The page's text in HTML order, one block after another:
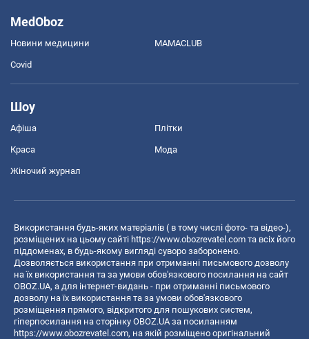
MedOboz
Новини медицини MAMACLUB
Covid
Шоу
Афіша Плітки
Краса Мода
Жіночий журнал
Використання будь-яких матеріалів ( в тому числі фото- та відео-),
розміщених на цьому сайті https://www.obozrevatel.com та всіх його
піддоменах, в будь-якому вигляді суворо заборонено.
Дозволяється використання при отриманні письмового дозволу
на їх використання та за умови обов'язкового посилання на сайт
OBOZ.UA, а для інтернет-видань - при отриманні письмового
дозволу на їх використання та за умови обов'язкового
розміщення прямого, відкритого для пошукових систем,
гіперпосилання на сторінку OBOZ.UA за посиланням
https://www.obozrevatel.com, на якій розміщено оригінальний